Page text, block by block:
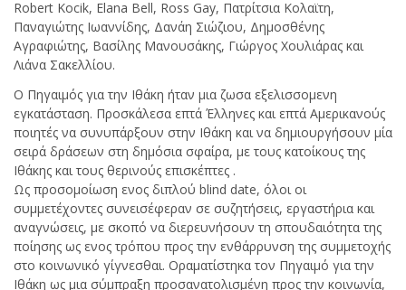
Robert Kocik, Elana Bell, Ross Gay, Πατρίτσια Κολαϊτη,
Παναγιώτης Ιωαννίδης, Δανάη Σιώζιου, Δημοσθένης
Αγραφιώτης, Βασίλης Μανουσάκης, Γιώργος Χουλιάρας και
Λιάνα Σακελλίου.
Ο Πηγαιμός για την Ιθάκη ήταν μια ζωσα εξελισσομενη
εγκατάσταση. Προσκάλεσα επτά Έλληνες και επτά Αμερικανούς
ποιητές να συνυπάρξουν στην Ιθάκη και να δημιουργήσουν μία
σειρά δράσεων στη δημόσια σφαίρα, με τους κατοίκους της
Ιθάκης και τους θερινούς επισκέπτες .
Ως προσομοίωση ενος διπλού blind date, όλοι οι
συμμετέχοντες συνεισέφεραν σε συζητήσεις, εργαστήρια και
αναγνώσεις, με σκοπό να διερευνήσουν τη σπουδαιότητα της
ποίησης ως ενος τρόπου προς την ενθάρρυνση της συμμετοχής
στο κοινωνικό γίγνεσθαι. Οραματίστηκα τον Πηγαιμό για την
Ιθάκη ως μια σύμπραξη προσανατολισμένη προς την κοινωνία,